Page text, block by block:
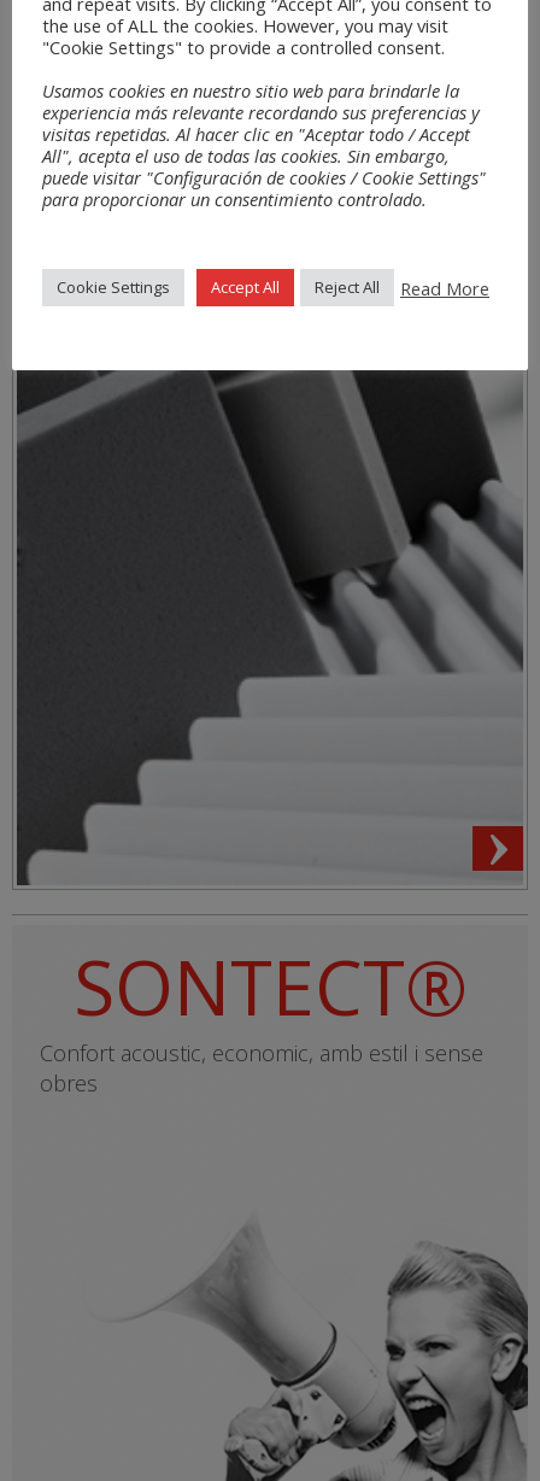
SONTECT®
Confort acoustic, economic, amb estil i sense
obres
the use of ALL the cookies. However, you may visit
"Cookie Settings" to provide a controlled consent.
Usamos cookies en nuestro sitio web para brindarle la
experiencia más relevante recordando sus preferencias y
visitas repetidas. Al hacer clic en "Aceptar todo / Accept
All", acepta el uso de todas las cookies. Sin embargo,
puede visitar "Configuración de cookies / Cookie Settings"
para proporcionar un consentimiento controlado.
Cookie Settings Accept All Reject All Read More